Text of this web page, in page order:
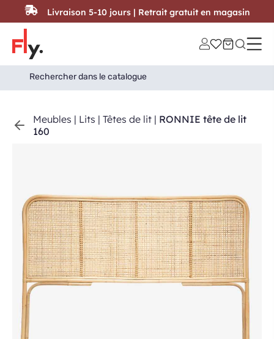
Passer au contenu
Search
for:
Search Button
Meubles | Lits | Têtes de lit | RONNIE tête de lit
160
Livraison 5-10 jours | Retrait gratuit en magasin